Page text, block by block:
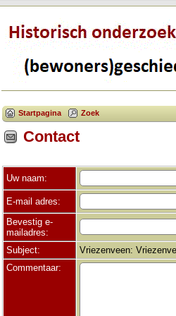
Startpagina Zoek
Contact
Uw naam:
E-mail adres:
Bevestig e-
mailadres:
Subject:
Vriezenveen:
Commentaar: